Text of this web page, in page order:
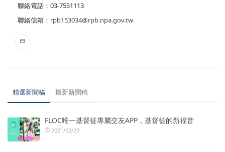
聯絡電話：03-7551113
聯絡信箱： rpb153034@rpb.npa.gov.tw
精選新聞稿 最新新聞稿
FLOC唯一基督徒專屬交友APP，基督徒的新福音
2021/03/29